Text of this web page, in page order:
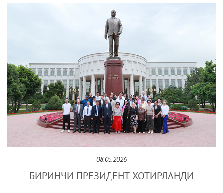
08.05.2026
БИРИНЧИ ПРЕЗИДЕНТ ХОТИРЛАНДИ